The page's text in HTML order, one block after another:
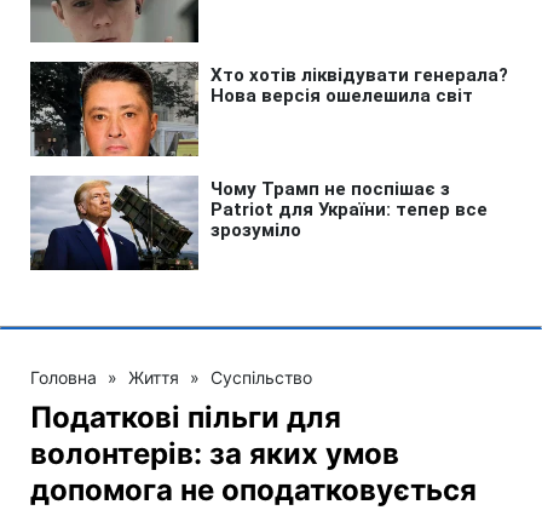
Головна » Життя » Суспільство
Податкові пільги для
волонтерів: за яких умов
допомога не оподатковується